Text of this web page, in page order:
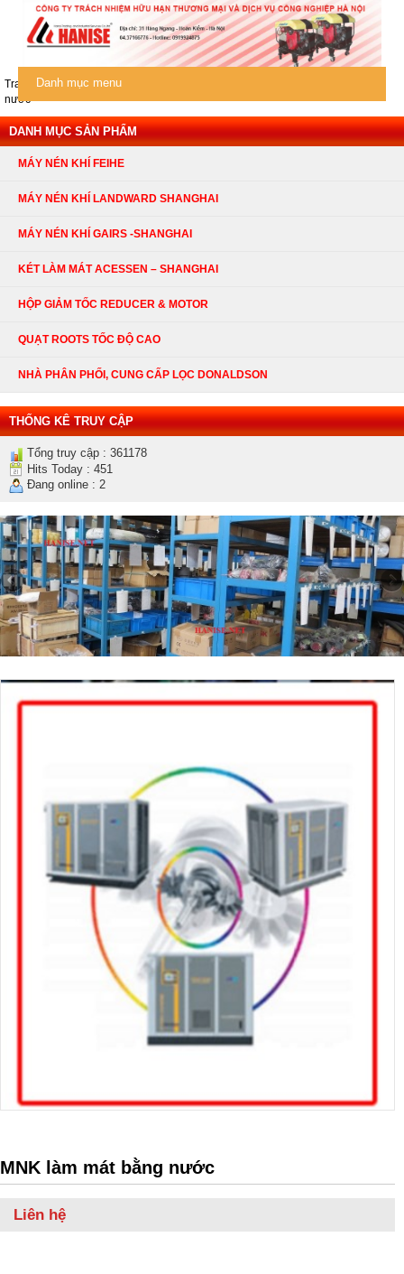
Danh mục menu
Trang chủ/Máy nén khí Feihe
nước
DANH MỤC SẢN PHẨM
MÁY NÉN KHÍ FEIHE
MÁY NÉN KHÍ LANDWARD SHANGHAI
MÁY NÉN KHÍ GAIRS -SHANGHAI
KÉT LÀM MÁT ACESSEN – SHANGHAI
HỘP GIẢM TỐC REDUCER & MOTOR
QUẠT ROOTS TỐC ĐỘ CAO
NHÀ PHÂN PHỐI, CUNG CẤP LỌC DONALDSON
THỐNG KÊ TRUY CẬP
Tổng truy cập : 361178
Hits Today : 451
Đang online : 2
MNK làm mát bằng nước
Liên hệ